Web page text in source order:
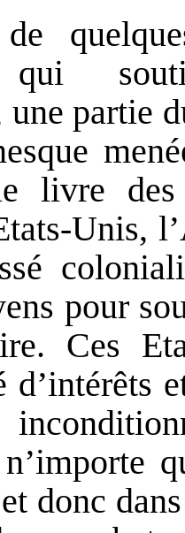
qui
une partie
livre
Unis,
pour
Ces
d’intérêts
donc